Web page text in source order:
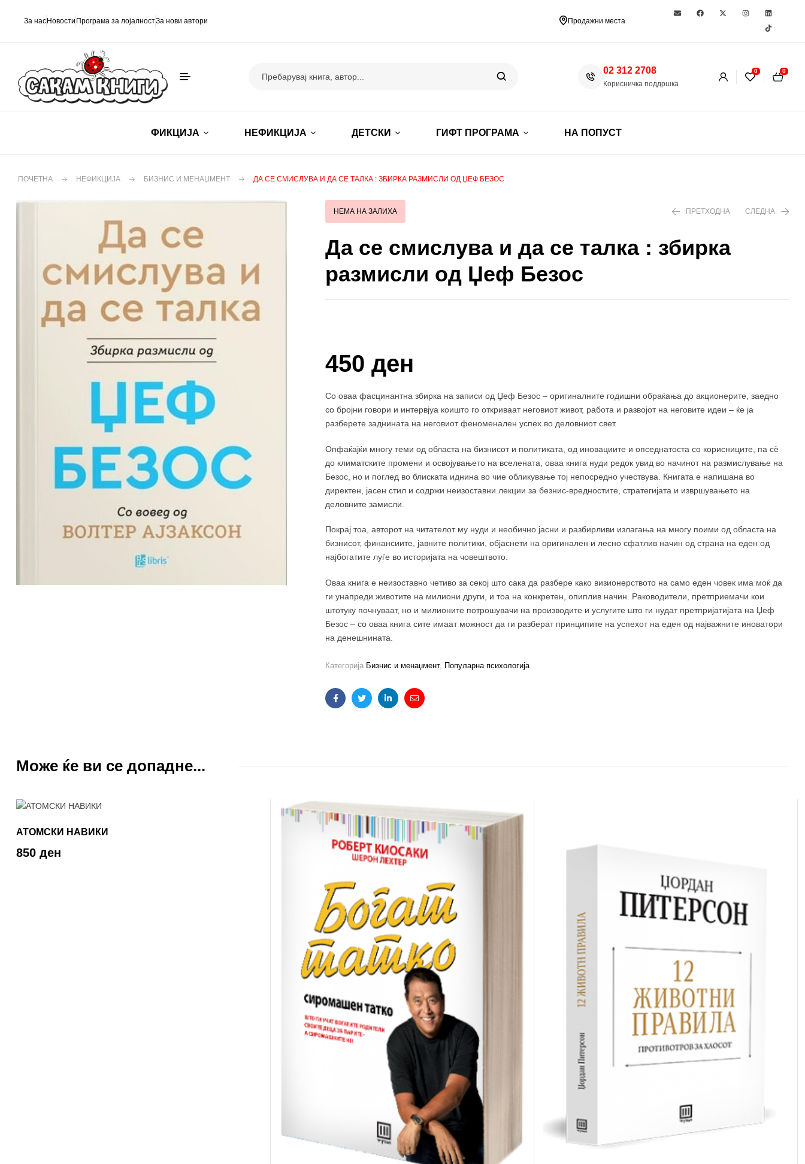
За нас Новости Програма за лојалностЗа нови автори Продажни места
02 312 2708
Корисничка поддршка
0 0
ФИКЦИЈА НЕФИКЦИЈА ДЕТСКИ ГИФТ ПРОГРАМА НА ПОПУСТ
ПОЧЕТНА НЕФИКЦИЈА БИЗНИС И МЕНАЏМЕНТ ДА СЕ СМИСЛУВА И ДА СЕ ТАЛКА : ЗБИРКА РАЗМИСЛИ ОД ЏЕФ БЕЗОС
НЕМА НА ЗАЛИХА ПРЕТХОДНА СЛЕДНА
Да се смислува и да се талка : збирка
размисли од Џеф Безос
450 ден
Со оваа фасцинантна збирка на записи од Џеф Безос – оригиналните годишни обраќања до акционерите, заедно
со бројни говори и интервјуа коишто го откриваат неговиот живот, работа и развојот на неговите идеи – ќе ја
разберете заднината на неговиот феноменален успех во деловниот свет.
Опфаќајќи многу теми од областа на бизнисот и политиката, од иновациите и опседнатоста со корисниците, па сè
до климатските промени и освојувањето на вселената, оваа книга нуди редок увид во начинот на размислување на
Безос, но и поглед во блиската иднина во чие обликување тој непосредно учествува. Книгата е напишана во
директен, јасен стил и содржи неизоставни лекции за безнис-вредностите, стратегијата и извршувањето на
деловните замисли.
Покрај тоа, авторот на читателот му нуди и необично јасни и разбирливи излагања на многу поими од областа на
бизнисот, финансиите, јавните политики, објаснети на оригинален и лесно сфатлив начин од страна на еден од
најбогатите луѓе во историјата на човештвото.
Оваа книга е неизоставно четиво за секој што сака да разбере како визионерството на само еден човек има моќ да
ги унапреди животите на милиони други, и тоа на конкретен, опиплив начин. Раководители, претприемачи кои
штотуку почнуваат, но и милионите потрошувачи на производите и услугите што ги нудат претпријатијата на Џеф
Безос – со оваа книга сите имаат можност да ги разберат принципите на успехот на еден од најважните иноватори
на денешнината.
Категорија Бизнис и менаџмент, Популарна психологија
FacebookTwitterLinkedinEmail
Може ќе ви се допадне...
АТОМСКИ НАВИКИ
850 ден